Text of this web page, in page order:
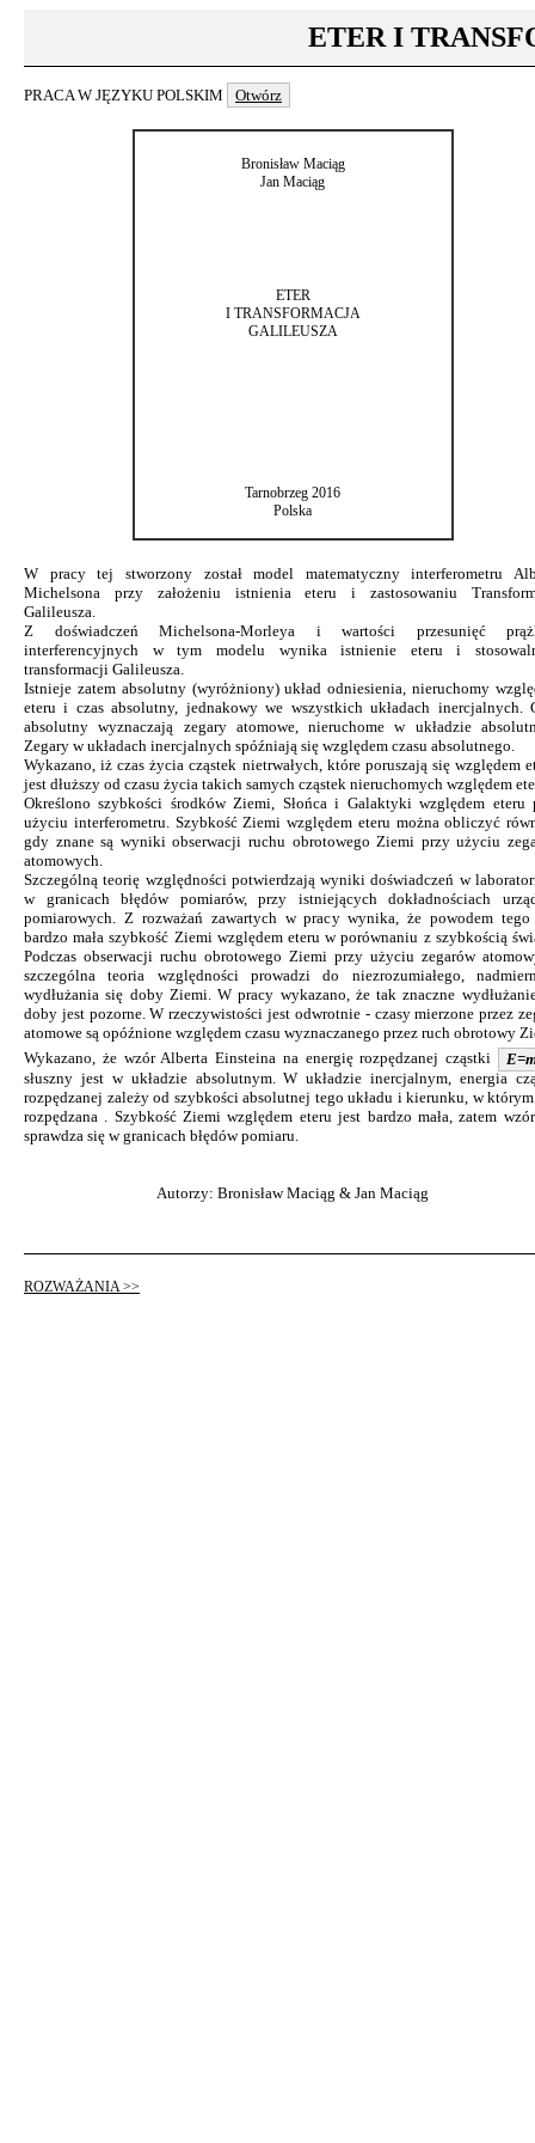
ETER I
PRACA W JĘZYKU POLSKIM Otwórz
Bronisław Maciąg
Jan Maciąg
ETER
I TRANSFORMACJA
GALILEUSZA
Tarnobrzeg 2016
Polska
W pracy tej stworzony został model matematyczny interferometru
Michelsona przy założeniu istnienia eteru i zastosowaniu
Galileusza.
Z doświadczeń Michelsona-Morleya i wartości przesunięć
interferencyjnych w tym modelu wynika istnienie eteru i
transformacji Galileusza.
Istnieje zatem absolutny (wyróżniony) układ odniesienia, nieruchomy
eteru i czas absolutny, jednakowy we wszystkich układach inercjalnych.
absolutny wyznaczają zegary atomowe, nieruchome w układzie
Zegary w układach inercjalnych spóźniają się względem czasu absolutnego.
Wykazano, iż czas życia cząstek nietrwałych, które poruszają się względem
jest dłuższy od czasu życia takich samych cząstek nieruchomych względem
Określono szybkości środków Ziemi, Słońca i Galaktyki względem eteru
użyciu interferometru. Szybkość Ziemi względem eteru można obliczyć
gdy znane są wyniki obserwacji ruchu obrotowego Ziemi przy użyciu
atomowych.
Szczególną teorię względności potwierdzają wyniki doświadczeń w
w granicach błędów pomiarów, przy istniejących dokładnościach
pomiarowych. Z rozważań zawartych w pracy wynika, że powodem
bardzo mała szybkość Ziemi względem eteru w porównaniu z szybkością
Podczas obserwacji ruchu obrotowego Ziemi przy użyciu zegarów
szczególna teoria względności prowadzi do niezrozumiałego,
wydłużania się doby Ziemi. W pracy wykazano, że tak znaczne
doby jest pozorne. W rzeczywistości jest odwrotnie - czasy mierzone przez
atomowe są opóźnione względem czasu wyznaczanego przez ruch obrotowy
Wykazano, że wzór Alberta Einsteina na energię rozpędzanej cząstki
słuszny jest w układzie absolutnym. W układzie inercjalnym, energia
rozpędzanej zależy od szybkości absolutnej tego układu i kierunku, w
rozpędzana . Szybkość Ziemi względem eteru jest bardzo mała, zatem
sprawdza się w granicach błędów pomiaru.
Autorzy: Bronisław Maciąg & Jan Maciąg
ROZWAŻANIA >>